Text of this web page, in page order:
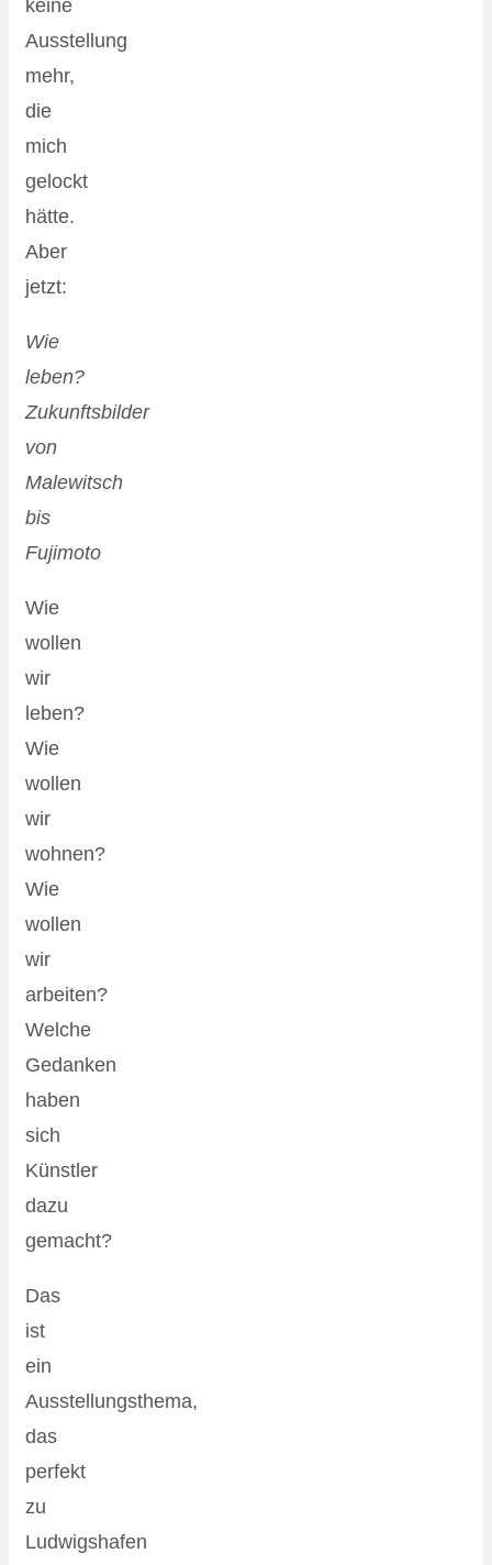
keine
Ausstellung
mehr,
die
mich
gelockt
hätte.
Aber
jetzt:
Wie
leben?
Zukunftsbilder
von
Malewitsch
bis
Fujimoto
Wie
wollen
wir
leben?
Wie
wollen
wir
wohnen?
Wie
wollen
wir
arbeiten?
Welche
Gedanken
haben
sich
Künstler
dazu
gemacht?
Das
ist
ein
Ausstellungsthema,
das
perfekt
zu
Ludwigshafen